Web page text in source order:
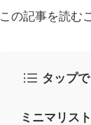
この記事を読む
タップ
ミニマリス